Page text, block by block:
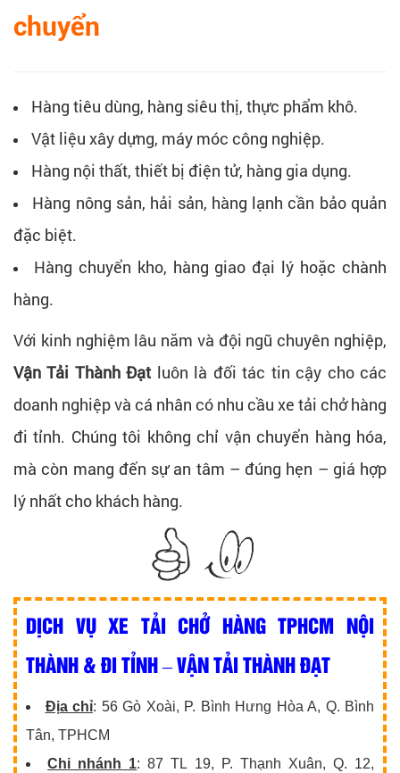
chuyển
Hàng tiêu dùng, hàng siêu thị, thực phẩm khô.
Vật liệu xây dựng, máy móc công nghiệp.
Hàng nội thất, thiết bị điện tử, hàng gia dụng.
Hàng nông sản, hải sản, hàng lạnh cần bảo quản
đặc biệt.
Hàng chuyển kho, hàng giao đại lý hoặc chành
hàng.
Với kinh nghiệm lâu năm và đội ngũ chuyên nghiệp,
Vận Tải Thành Đạt luôn là đối tác tin cậy cho các
doanh nghiệp và cá nhân có nhu cầu xe tải chở hàng
đi tỉnh. Chúng tôi không chỉ vận chuyển hàng hóa,
mà còn mang đến sự an tâm – đúng hẹn – giá hợp
lý nhất cho khách hàng.
DỊCH VỤ XE TẢI CHỞ HÀNG TPHCM NỘI
THÀNH & ĐI TỈNH – VẬN TẢI THÀNH ĐẠT
Địa chỉ: 56 Gò Xoài, P. Bình Hưng Hòa A, Q. Bình
Tân, TPHCM
Chi nhánh 1: 87 TL 19, P. Thạnh Xuân, Q. 12,